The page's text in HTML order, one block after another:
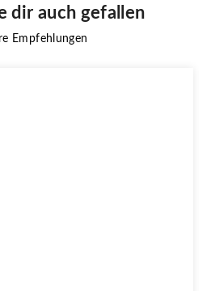
dir auch gefallen
Empfehlungen